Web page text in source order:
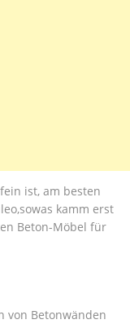
ist, am besten
kamm erst
Beton-Möbel für
von Betonwänden